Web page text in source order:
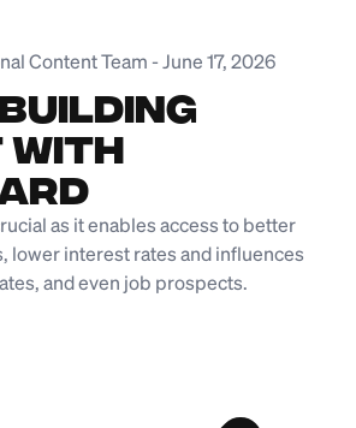
Content Team -June 17, 2026
with
as it enables access to better
lower interest rates and influences
and even job prospects.